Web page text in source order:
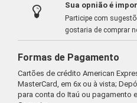
Sua opnião é
Participe com
gostaria de comprar
Formas de Pagamento
Cartões de crédito American
MasterCard, em 6x ou à vista;
para conta do Itaú ou pagamento